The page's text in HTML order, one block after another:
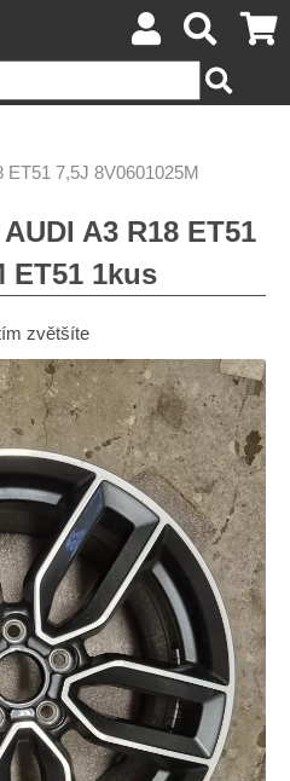
7,5J 8V0601025M
A3 R18 ET51
ET51 1kus
zvětšíte